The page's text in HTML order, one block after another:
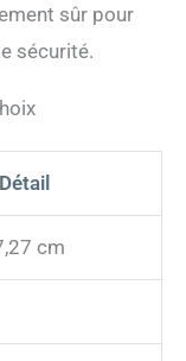
sûr pour
sécurité.
Détail
cm